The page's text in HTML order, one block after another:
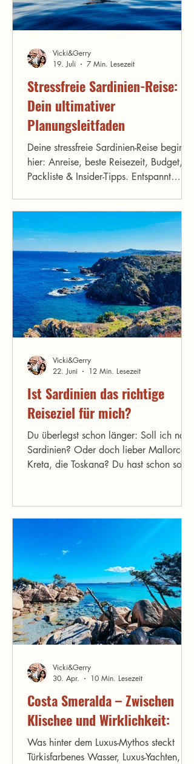
Stressfreie Sardinien-Reise:
Dein ultimativer
Planungsleitfaden
Deine stressfreie Sardinien-Reise beginnt
hier: Anreise, beste Reisezeit, Budget,
Packliste & Insider-Tipps. Entspannt
Vicki&Gerry
19. Juli
7 Min. Lesezeit
Ist Sardinien das richtige
Reiseziel für mich?
Du überlegst schon länger: Soll ich nach
Sardinien? Oder doch lieber Mallorca,
Kreta, die Toskana? Du hast schon so
wirklich das Richtige für DICH? Passt die
Insel zu deinem Reisestil, deinen
nicht allein mit diesen Fragen. Viele
Menschen zögern, weil sie Sardinien nur
als typisches Sommerziel mit Strand
kennen – dabei bietet die Insel so viel
mehr als nur Sonne
Vicki&Gerry
22. Juni
12 Min. Lesezeit
Costa Smeralda – Zwischen
Klischee und Wirklichkeit:
Was hinter dem Luxus-Mythos steckt
Türkisfarbenes Wasser, Luxus-Yachten,
Vicki&Gerry
30. Apr.
10 Min. Lesezeit